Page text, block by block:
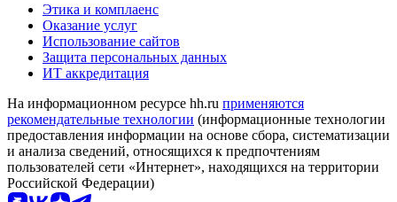
Этика и комплаенс
Оказание услуг
Использование сайтов
Защита персональных данных
ИТ аккредитация
На информационном ресурсе hh.ru применяются
рекомендательные технологии (информационные технологии
предоставления информации на основе сбора, систематизации
и анализа сведений, относящихся к предпочтениям
пользователей сети «Интернет», находящихся на территории
Российской Федерации)